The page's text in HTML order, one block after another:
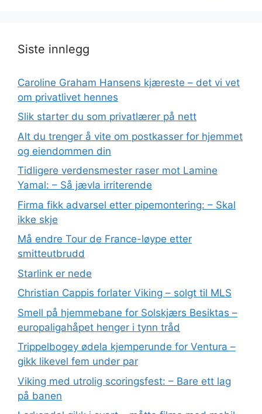
Siste innlegg
Caroline Graham Hansens kjæreste – det vi vet
om privatlivet hennes
Slik starter du som privatlærer på nett
Alt du trenger å vite om postkasser for hjemmet
og eiendommen din
Tidligere verdensmester raser mot Lamine
Yamal: – Så jævla irriterende
Firma fikk advarsel etter pipemontering: – Skal
ikke skje
Må endre Tour de France-løype etter
smitteutbrudd
Starlink er nede
Christian Cappis forlater Viking – solgt til MLS
Smell på hjemmebane for Solskjærs Besiktas –
europaligahåpet henger i tynn tråd
Trippelbogey ødela kjemperunde for Ventura –
gikk likevel fem under par
Viking med utrolig scoringsfest: – Bare ett lag
på banen